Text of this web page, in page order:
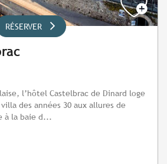
RÉSERVER
l’hôtel Castelbrac de Dinard loge
des années 30 aux allures de
à la baie d...